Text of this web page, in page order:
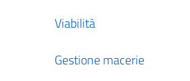
Viabilità
Gestione macerie